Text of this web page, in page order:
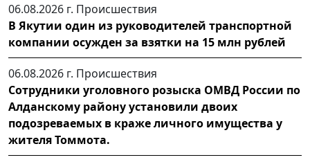
06.08.2026 г. Происшествия
В Якутии один из руководителей транспортной
компании осужден за взятки на 15 млн рублей
06.08.2026 г. Происшествия
Сотрудники уголовного розыска ОМВД России по
Алданскому району установили двоих
подозреваемых в краже личного имущества у
жителя Томмота.